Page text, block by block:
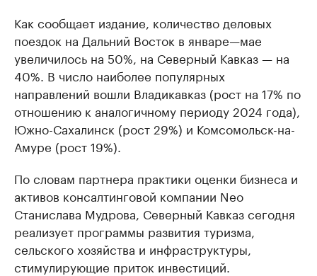
Как сообщает издание, количество деловых
поездок на Дальний Восток в январе—мае
увеличилось на 50%, на Северный Кавказ — на
40%. В число наиболее популярных
направлений вошли Владикавказ (рост на 17% по
отношению к аналогичному периоду 2024 года),
Южно-Сахалинск (рост 29%) и Комсомольск-на-
Амуре (рост 19%).
По словам партнера практики оценки бизнеса и
активов консалтинговой компании Neo
Станислава Мудрова, Северный Кавказ сегодня
реализует программы развития туризма,
сельского хозяйства и инфраструктуры,
стимулирующие приток инвестиций.